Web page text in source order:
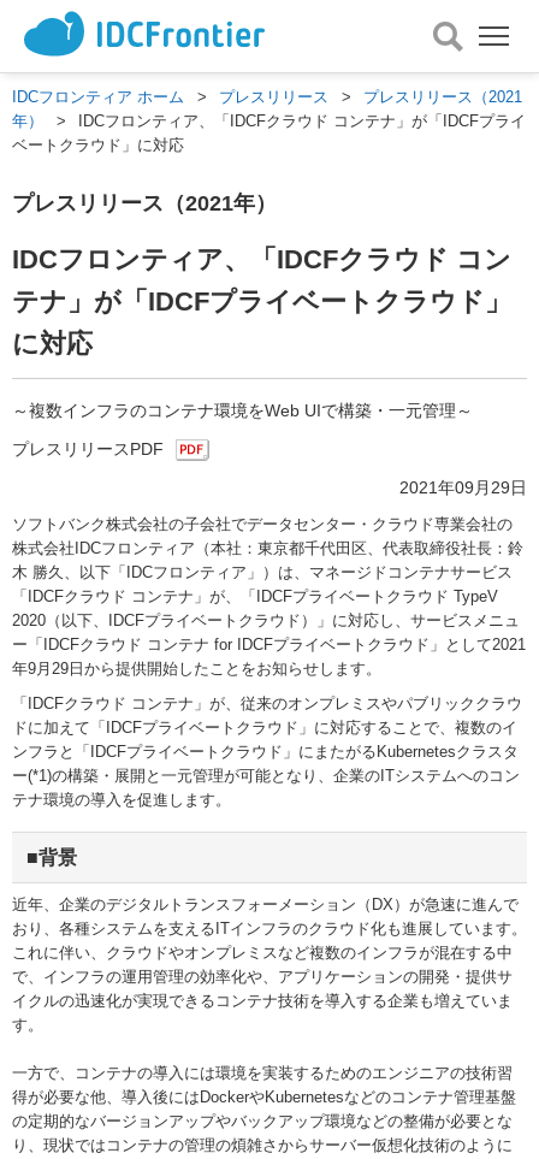
メ
ニ
ュ
ー
を
IDCフロンティア ホーム > プレスリリース >
プレスリリース（2021
年）
>
IDCフロンティア、「IDCFクラウド コンテナ」が「IDCFプライ
ベートクラウド」に対応
プレスリリース（2021年）
IDCフロンティア、「IDCFクラウド コン
テナ」が「IDCFプライベートクラウド」
に対応
～複数インフラのコンテナ環境をWeb UIで構築・一元管理～
プレスリリースPDF
2021年09月29日
ソフトバンク株式会社の子会社でデータセンター・クラウド専業会社の
株式会社IDCフロンティア（本社：東京都千代田区、代表取締役社長：鈴
木 勝久、以下「IDCフロンティア」）は、マネージドコンテナサービス
「IDCFクラウド コンテナ」が、「IDCFプライベートクラウド TypeV
2020（以下、IDCFプライベートクラウド）」に対応し、サービスメニュ
ー「IDCFクラウド コンテナ for IDCFプライベートクラウド」として2021
年9月29日から提供開始したことをお知らせします。
「IDCFクラウド コンテナ」が、従来のオンプレミスやパブリッククラウ
ドに加えて「IDCFプライベートクラウド」に対応することで、複数のイ
ンフラと「IDCFプライベートクラウド」にまたがるKubernetesクラスタ
ー(*1)の構築・展開と一元管理が可能となり、企業のITシステムへのコン
テナ環境の導入を促進します。
■背景
近年、企業のデジタルトランスフォーメーション（DX）が急速に進んで
おり、各種システムを支えるITインフラのクラウド化も進展しています。
これに伴い、クラウドやオンプレミスなど複数のインフラが混在する中
で、インフラの運用管理の効率化や、アプリケーションの開発・提供サ
イクルの迅速化が実現できるコンテナ技術を導入する企業も増えていま
す。
一方で、コンテナの導入には環境を実装するためのエンジニアの技術習
得が必要な他、導入後にはDockerやKubernetesなどのコンテナ管理基盤
の定期的なバージョンアップやバックアップ環境などの整備が必要とな
り、現状ではコンテナの管理の煩雑さからサーバー仮想化技術のように